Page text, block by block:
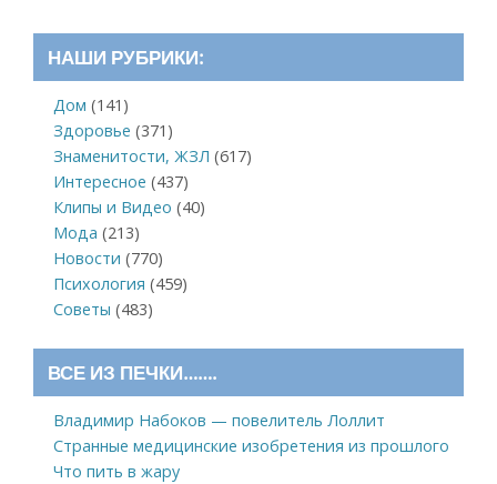
НАШИ РУБРИКИ:
Дом (141)
Здоровье (371)
Знаменитости, ЖЗЛ (617)
Интересное (437)
Клипы и Видео (40)
Мода (213)
Новости (770)
Психология (459)
Советы (483)
ВСЕ ИЗ ПЕЧКИ…….
Владимир Набоков — повелитель Лоллит
Странные медицинские изобретения из прошлого
Что пить в жару